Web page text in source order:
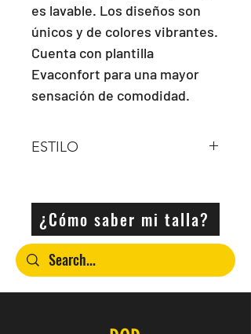
es lavable. Los diseños son
únicos y de colores vibrantes.
Cuenta con plantilla
Evaconfort para una mayor
sensación de comodidad.
ESTILO
¿Cómo saber mi talla?